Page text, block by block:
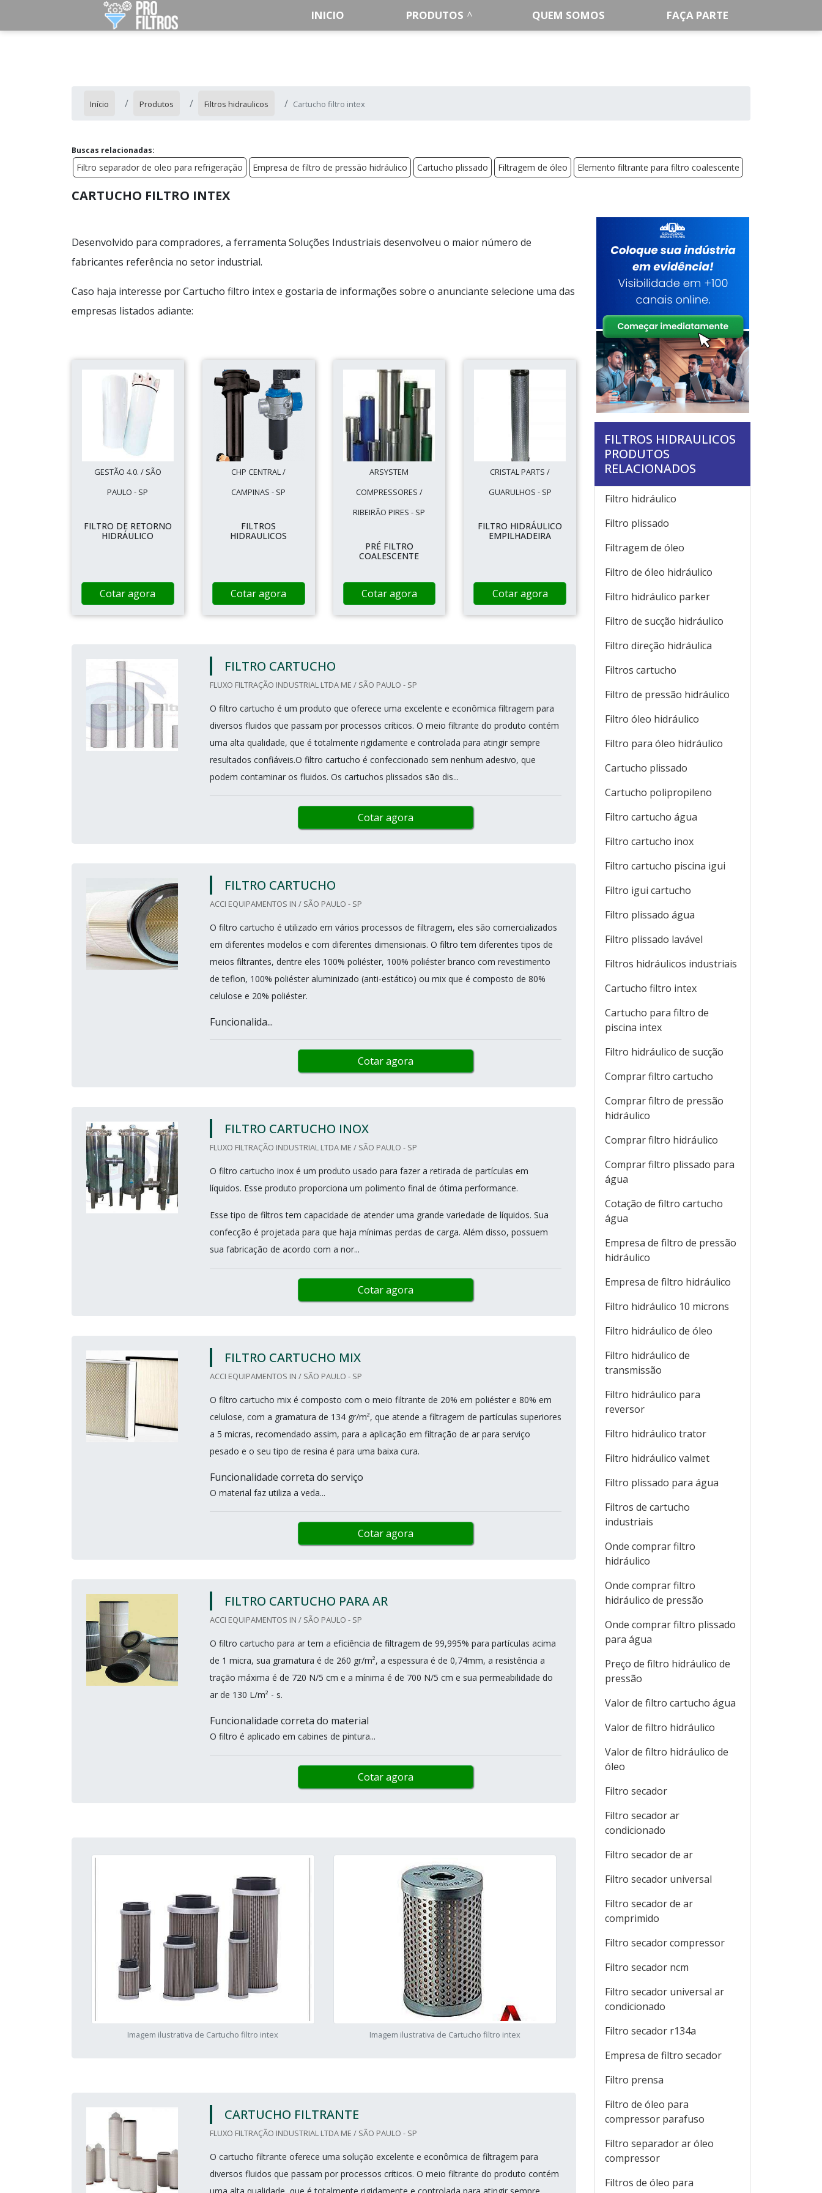
INICIO PRODUTOS QUEM SOMOS FAÇA PARTE
Início Produtos Filtros hidraulicos Cartucho filtro intex
Buscas relacionadas:
Filtro separador de oleo para refrigeração Empresa de filtro de pressão hidráulico Cartucho plissado Filtragem de óleo Elemento filtrante para filtro coalescente
CARTUCHO FILTRO INTEX
Desenvolvido para compradores, a ferramenta Soluções Industriais desenvolveu o maior número de
fabricantes referência no setor industrial.
Caso haja interesse por Cartucho filtro intex e gostaria de informações sobre o anunciante selecione uma das
empresas listados adiante:
GESTÃO 4.0. / SÃO
PAULO - SP
FILTRO DE RETORNO
HIDRÁULICO
Cotar agora
CHP CENTRAL /
CAMPINAS - SP
FILTROS
HIDRAULICOS
Cotar agora
ARSYSTEM
COMPRESSORES /
RIBEIRÃO PIRES - SP
PRÉ FILTRO
COALESCENTE
Cotar agora
CRISTAL PARTS /
GUARULHOS - SP
FILTRO HIDRÁULICO
EMPILHADEIRA
Cotar agora
FILTRO CARTUCHO
FLUXO FILTRAÇÃO INDUSTRIAL LTDA ME / SÃO PAULO - SP
O filtro cartucho é um produto que oferece uma excelente e econômica filtragem para
diversos fluidos que passam por processos críticos. O meio filtrante do produto contém
uma alta qualidade, que é totalmente rigidamente e controlada para atingir sempre
resultados confiáveis.O filtro cartucho é confeccionado sem nenhum adesivo, que
podem contaminar os fluidos. Os cartuchos plissados são dis...
Cotar agora
FILTRO CARTUCHO
ACCI EQUIPAMENTOS IN / SÃO PAULO - SP
O filtro cartucho é utilizado em vários processos de filtragem, eles são comercializados
em diferentes modelos e com diferentes dimensionais. O filtro tem diferentes tipos de
meios filtrantes, dentre eles 100% poliéster, 100% poliéster branco com revestimento
de teflon, 100% poliéster aluminizado (anti-estático) ou mix que é composto de 80%
celulose e 20% poliéster.
Funcionalida...
Cotar agora
FILTRO CARTUCHO INOX
FLUXO FILTRAÇÃO INDUSTRIAL LTDA ME / SÃO PAULO - SP
O filtro cartucho inox é um produto usado para fazer a retirada de partículas em
líquidos. Esse produto proporciona um polimento final de ótima performance.
Esse tipo de filtros tem capacidade de atender uma grande variedade de líquidos. Sua
confecção é projetada para que haja mínimas perdas de carga. Além disso, possuem
sua fabricação de acordo com a nor...
Cotar agora
FILTRO CARTUCHO MIX
ACCI EQUIPAMENTOS IN / SÃO PAULO - SP
O filtro cartucho mix é composto com o meio filtrante de 20% em poliéster e 80% em
celulose, com a gramatura de 134 gr/m², que atende a filtragem de partículas superiores
a 5 micras, recomendado assim, para a aplicação em filtração de ar para serviço
pesado e o seu tipo de resina é para uma baixa cura.
Funcionalidade correta do serviço
O material faz utiliza a veda...
Cotar agora
FILTRO CARTUCHO PARA AR
ACCI EQUIPAMENTOS IN / SÃO PAULO - SP
O filtro cartucho para ar tem a eficiência de filtragem de 99,995% para partículas acima
de 1 micra, sua gramatura é de 260 gr/m², a espessura é de 0,74mm, a resistência a
tração máxima é de 720 N/5 cm e a mínima é de 700 N/5 cm e sua permeabilidade do
ar de 130 L/m² - s.
Funcionalidade correta do material
O filtro é aplicado em cabines de pintura...
Cotar agora
Imagem ilustrativa de Cartucho filtro intex Imagem ilustrativa de Cartucho filtro intex
CARTUCHO FILTRANTE
FLUXO FILTRAÇÃO INDUSTRIAL LTDA ME / SÃO PAULO - SP
O cartucho filtrante oferece uma solução excelente e econômica de filtragem para
diversos fluidos que passam por processos críticos. O meio filtrante do produto contém
uma alta qualidade, que é totalmente rigidamente e controlada para atingir sempre
FILTROS HIDRAULICOS
PRODUTOS
RELACIONADOS
Filtro hidráulico
Filtro plissado
Filtragem de óleo
Filtro de óleo hidráulico
Filtro hidráulico parker
Filtro de sucção hidráulico
Filtro direção hidráulica
Filtros cartucho
Filtro de pressão hidráulico
Filtro óleo hidráulico
Filtro para óleo hidráulico
Cartucho plissado
Cartucho polipropileno
Filtro cartucho água
Filtro cartucho inox
Filtro cartucho piscina igui
Filtro igui cartucho
Filtro plissado água
Filtro plissado lavável
Filtros hidráulicos industriais
Cartucho filtro intex
Cartucho para filtro de
piscina intex
Filtro hidráulico de sucção
Comprar filtro cartucho
Comprar filtro de pressão
hidráulico
Comprar filtro hidráulico
Comprar filtro plissado para
água
Cotação de filtro cartucho
água
Empresa de filtro de pressão
hidráulico
Empresa de filtro hidráulico
Filtro hidráulico 10 microns
Filtro hidráulico de óleo
Filtro hidráulico de
transmissão
Filtro hidráulico para
reversor
Filtro hidráulico trator
Filtro hidráulico valmet
Filtro plissado para água
Filtros de cartucho
industriais
Onde comprar filtro
hidráulico
Onde comprar filtro
hidráulico de pressão
Onde comprar filtro plissado
para água
Preço de filtro hidráulico de
pressão
Valor de filtro cartucho água
Valor de filtro hidráulico
Valor de filtro hidráulico de
óleo
Filtro secador
Filtro secador ar
condicionado
Filtro secador de ar
Filtro secador universal
Filtro secador de ar
comprimido
Filtro secador compressor
Filtro secador ncm
Filtro secador universal ar
condicionado
Filtro secador r134a
Empresa de filtro secador
Filtro prensa
Filtro de óleo para
compressor parafuso
Filtro separador ar óleo
compressor
Filtros de óleo para